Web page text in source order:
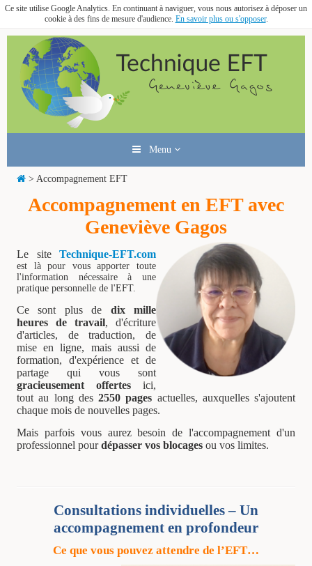
Ce site utilise Google Analytics. En continuant à naviguer, vous nous autorisez à déposer un
cookie à des fins de mesure d'audience. En savoir plus ou s'opposer.
Menu
> Accompagnement EFT
Accompagnement en EFT avec
Geneviève Gagos
Le site Technique-EFT.com
est là pour vous apporter toute
l'information nécessaire à une
pratique personnelle de l'EFT.
Ce sont plus de dix mille
heures de travail, d'écriture
d'articles, de traduction, de
mise en ligne, mais aussi de
formation, d'expérience et de
partage qui vous sont
gracieusement offertes ici,
tout au long des 2550 pages actuelles, auxquelles s'ajoutent
chaque mois de nouvelles pages.
Mais parfois vous aurez besoin de l'accompagnement d'un
professionnel pourdépasser vos blocages ou vos limites.
Consultations individuelles – Un
accompagnement en profondeur
Ce que vous pouvez attendre de l’EFT…